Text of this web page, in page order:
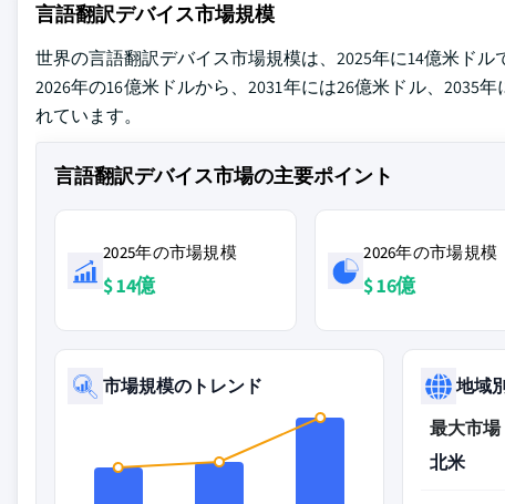
言語翻訳デバイス市場規模
世界の言語翻訳デバイス市場規模は、2025年に14億米ド
2026年の16億米ドルから、2031年には26億米ドル、2035
れています。
言語翻訳デバイス市場の主要ポイント
2025年の市場規模
$ 14億
2026年の市場規模
$ 16億
市場規模のトレンド
地域
最大市場
北米